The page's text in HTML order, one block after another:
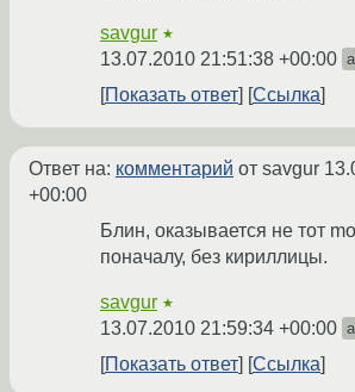
savgur ★
13.07.2010 21:51:38 +00:00
Показать ответ Ссылка
Ответ на: комментарий от savgur
+00:00
Блин, оказывается не тот
поначалу, без кириллицы.
savgur ★
13.07.2010 21:59:34 +00:00
Показать ответ Ссылка